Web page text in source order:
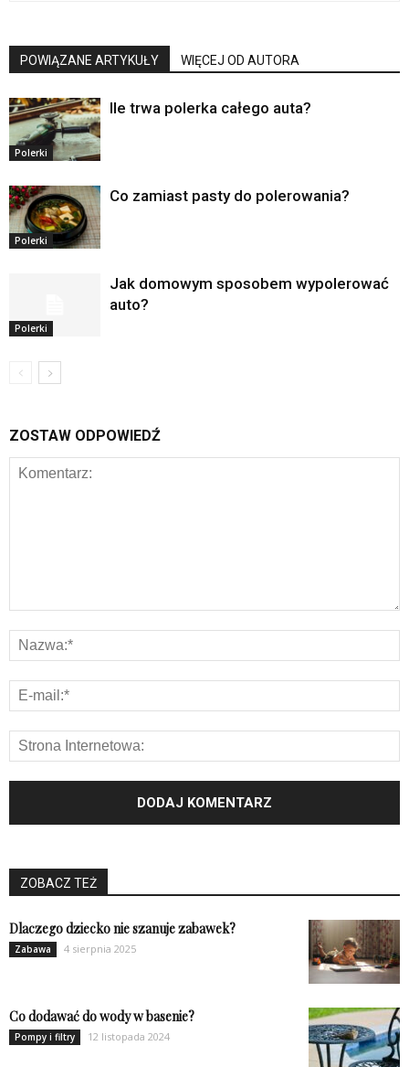
POWIĄZANE ARTYKUŁY WIĘCEJ OD AUTORA
Polerki
Ile trwa polerka całego auta?
Polerki
Co zamiast pasty do polerowania?
Polerki
Jak domowym sposobem wypolerować
auto?
ZOSTAW ODPOWIEDŹ
ZOBACZ TEŻ
Dlaczego dziecko nie szanuje zabawek?
Zabawa 4 sierpnia 2025
Co dodawać do wody w basenie?
Pompy i filtry 12 listopada 2024